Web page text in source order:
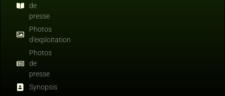
de
presse
Photos
d'exploitation
Photos
de
presse
Synopsis